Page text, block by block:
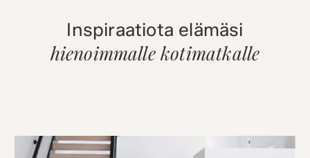
Inspiraatiota elämäsi
hienoimmalle kotimatkalle